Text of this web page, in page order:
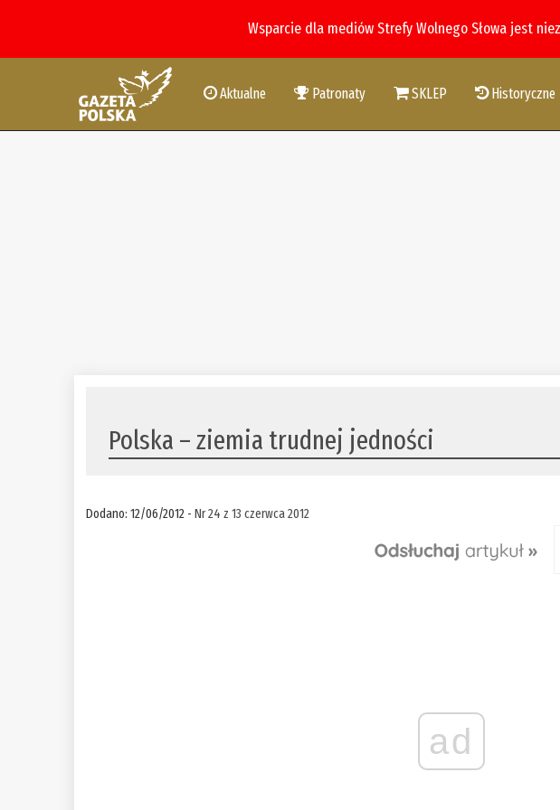
Wsparcie dla mediów Strefy Wolnego Słowa jest
Aktualne Patronaty SKLEP Historyczne
Polska – ziemia trudnej jedności
Dodano: 12/06/2012 -Nr 24 z 13 czerwca 2012
ad